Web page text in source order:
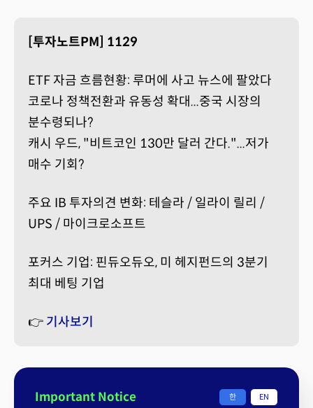
[투자노트PM] 1129
ETF 자금 흐름현황: 루머에 사고 뉴스에 팔았다
코로나 정책전환과 유동성 확대...중국 시장의
분수령되나?
캐시 우드, "비트코인 130만 달러 간다."...저가
매수 기회?
주요 IB 투자의견 변화: 테슬라 / 일라이 릴리 /
UPS / 마이크로소프트
포커스 기업: 핀듀오듀오, 미 헤지펀드의 3분기
최대 베팅 기업
👉 기사보기
Important Notice 한 EN